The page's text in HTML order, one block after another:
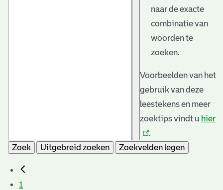
naar de exacte
combinatie van
woorden te
zoeken.
Voorbeelden van het
gebruik van deze
leestekens en meer
zoektips vindt u hier
.
Zoek
Uitgebreid zoeken Zoekvelden legen
1